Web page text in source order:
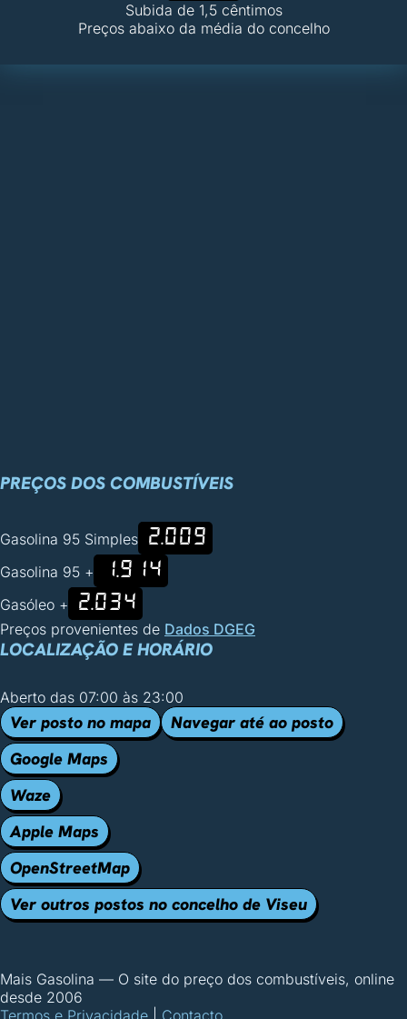
Subida de 1,5 cêntimos
Preços abaixo da média do concelho
PREÇOS DOS COMBUSTÍVEIS
Gasolina 95 Simples 2.009
Gasolina 95 + 1.914
Gasóleo + 2.034
Preços provenientes de Dados DGEG
LOCALIZAÇÃO E HORÁRIO
Aberto das 07:00 às 23:00
Ver posto no mapa
Navegar até ao posto
Google Maps
Waze
Apple Maps
OpenStreetMap
Ver outros postos no concelho de Viseu
Mais Gasolina — O site do preço dos combustíveis, online
desde 2006
Termos e Privacidade
Contacto